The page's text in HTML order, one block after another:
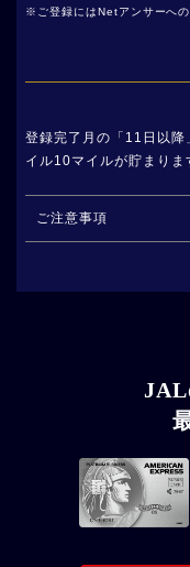
ご登録にはNetアンサーへ
登録完了月の「11日以降
イル10マイルが貯まりま
ご注意事項
JAL